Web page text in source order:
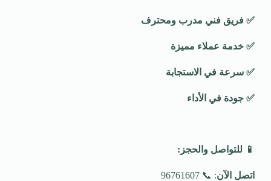
✅ فريق فني مدرب ومحترف
✅ خدمة عملاء مميزة
✅ سرعة في الاستجابة
✅ جودة في الأداء
📱 للتواصل والحجز :
اتصل الآن: 📞 96761607